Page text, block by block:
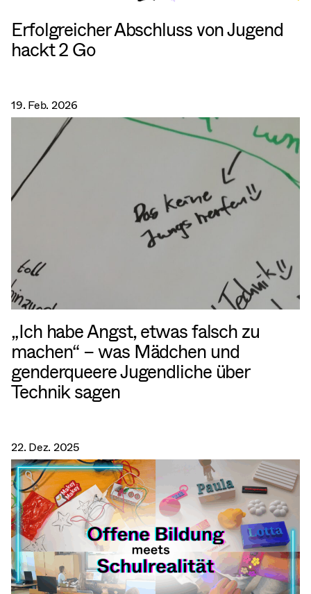
Erfolgreicher Abschluss von Jugend
hackt 2 Go
19. Feb. 2026
„Ich habe Angst, etwas falsch zu
machen“ – was Mädchen und
genderqueere Jugendliche über
Technik sagen
22. Dez. 2025